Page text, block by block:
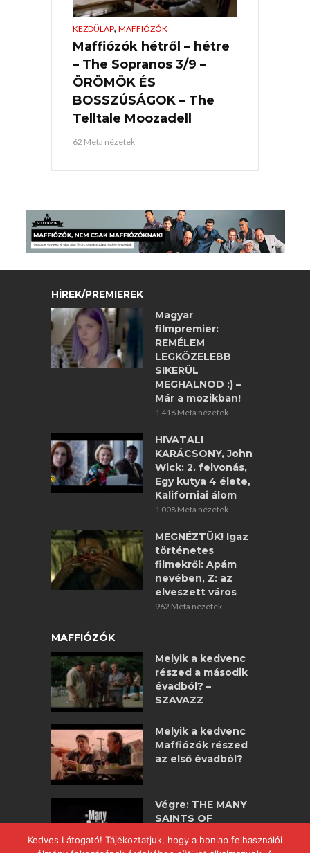
KEZDŐLAP, MAFFIÓZÓK
Maffiózók hétről – hétre
– The Sopranos 3/9 –
ÖRÖMÖK ÉS
BOSSZÚSÁGOK – The
Telltale Moozadell
62 Meta nézetek
HÍREK/PREMIEREK
Magyar
filmpremier:
REMÉLEM
LEGKÖZELEBB
SIKERÜL
MEGHALNOD :) –
Már a mozikban!
1 416 Meta nézetek
HIVATALI
KARÁCSONY, John
Wick: 2. felvonás,
Egy kutya 4 élete,
Kaliforniai álom
1 008 Meta nézetek
MEGNÉZTÜK! Igaz
történetes
filmekről: Apám
nevében, Z: az
elveszett város
962 Meta nézetek
MAFFIÓZÓK
Melyik a kedvenc
részed a második
évadból? –
SZAVAZZ
Melyik a kedvenc
Maffiózók részed
az első évadból?
Végre: THE MANY
SAINTS OF
maffiózók
Kedves Látogató! Tájékoztatjuk, hogy a honlap felhasználói